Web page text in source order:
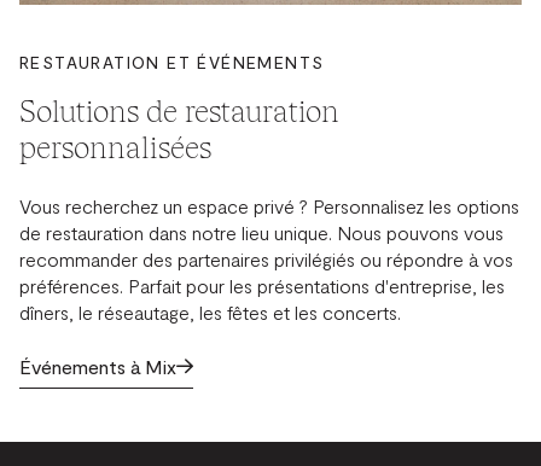
RESTAURATION ET ÉVÉNEMENTS
Solutions de restauration
personnalisées
Vous recherchez un espace privé ? Personnalisez les options
de restauration dans notre lieu unique. Nous pouvons vous
recommander des partenaires privilégiés ou répondre à vos
préférences. Parfait pour les présentations d'entreprise, les
dîners, le réseautage, les fêtes et les concerts.
Événements à Mix